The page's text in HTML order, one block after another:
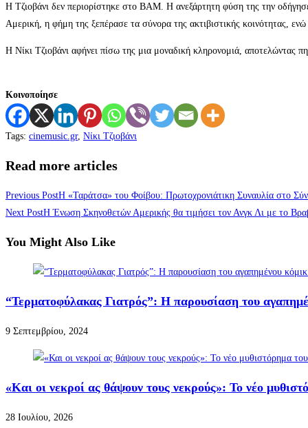
Η Τζιοβάνι δεν περιορίστηκε στο BAM. Η ανεξάρτητη φύση της την
Αμερική, η φήμη της ξεπέρασε τα σύνορα της ακτιβιστικής κοινότητας,
Η Νίκι Τζιοβάνι αφήνει πίσω της μια μοναδική κληρονομιά, αποτελώντας
Κοινοποίησε
Tags: cinemusic.gr, Νίκι Τζιοβάνι
Read more articles
Previous PostΗ «Ταράτσα» του Φοίβου: Πρωτοχρονιάτικη Συναυλία στο
Next PostΗ Ένωση Σκηνοθετών Αμερικής θα τιμήσει τον Ανγκ Λι με το
You Might Also Like
“Τερματοφύλακας Γιατρός”: Η παρουσίαση του
9 Σεπτεμβρίου, 2024
«Και οι νεκροί ας θάψουν τους νεκρούς»: Το νέο
28 Ιουλίου, 2026